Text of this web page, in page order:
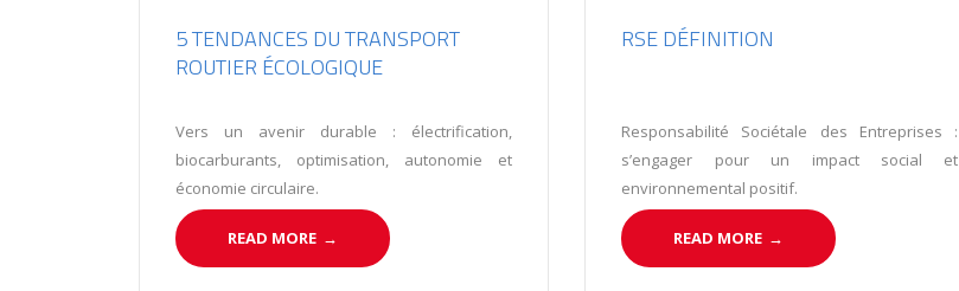
5 TENDANCES DU TRANSPORT
ROUTIER ÉCOLOGIQUE
Vers un avenir durable : électrification,
biocarburants, optimisation, autonomie et
économie circulaire.
READ MORE →
RSE DÉFINITION
Responsabilité Sociétale des Entreprises :
s’engager pour un impact social et
environnemental positif.
READ MORE →